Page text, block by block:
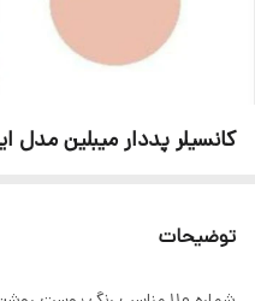
کانسیلر پددار میبلین مدل ایج
توضیحات